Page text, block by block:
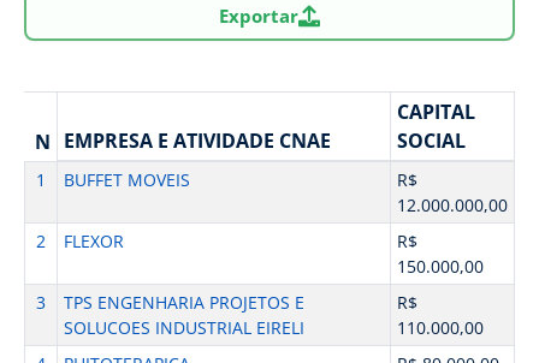
Exportar
N EMPRESA E ATIVIDADE CNAE
CAPITAL
SOCIAL
1 BUFFET MOVEIS
R$
12.000.000,00
2
FLEXOR
R$
150.000,00
3
TPS ENGENHARIA PROJETOS E
SOLUCOES INDUSTRIAL EIRELI
R$
110.000,00